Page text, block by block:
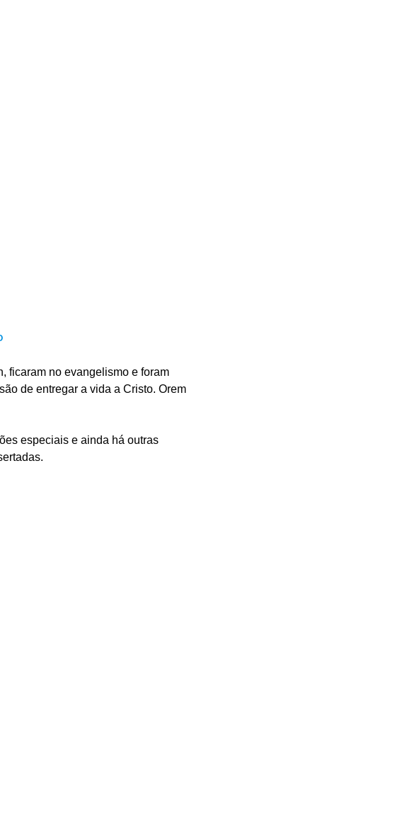
ficaram no evangelismo e foram
de entregar a vida a Cristo. Orem
especiais e ainda há outras